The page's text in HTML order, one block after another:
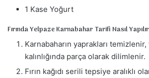
1 Kase Yoğurt
Fırında Yelpaze Karnabahar Tarifi Nasıl
Karnabaharın yaprakları temizlenir,
kalınlığında parça olarak dilimlenir.
Fırın kağıdı serili tepsiye aralıklı